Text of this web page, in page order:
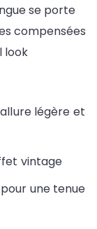
se porte
compensées
look
légère et
vintage
pour une tenue